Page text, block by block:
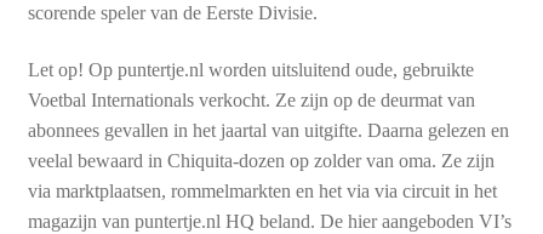
scorende speler van de Eerste Divisie.
Let op! Op puntertje.nl worden uitsluitend oude, gebruikte
Voetbal Internationals verkocht. Ze zijn op de deurmat van
abonnees gevallen in het jaartal van uitgifte. Daarna gelezen en
veelal bewaard in Chiquita-dozen op zolder van oma. Ze zijn
via marktplaatsen, rommelmarkten en het via via circuit in het
magazijn van puntertje.nl HQ beland. De hier aangeboden VI’s